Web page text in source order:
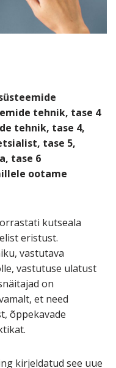
tehnik, tase 4
tehnik, tase 4,
tase 5,
tase 6
ootame
kutseala
eristust.
vastutava
vastutuse ulatust
on
et need
õppekavade
kirjeldatud see uue